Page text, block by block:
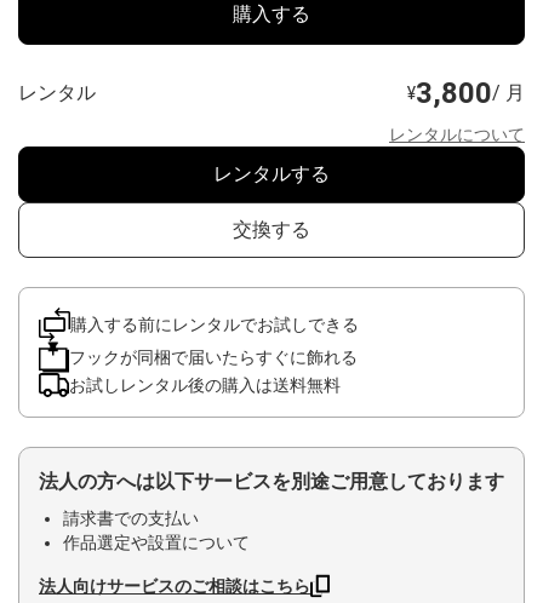
購入する
レンタル ¥3,800/ 月
レンタルについて
レンタルする
交換する
購入する前にレンタルでお試しできる
フックが同梱で届いたらすぐに飾れる
お試しレンタル後の購入は送料無料
法人の方へは以下サービスを別途ご用意しております
請求書での支払い
作品選定や設置について
法人向けサービスのご相談はこちら